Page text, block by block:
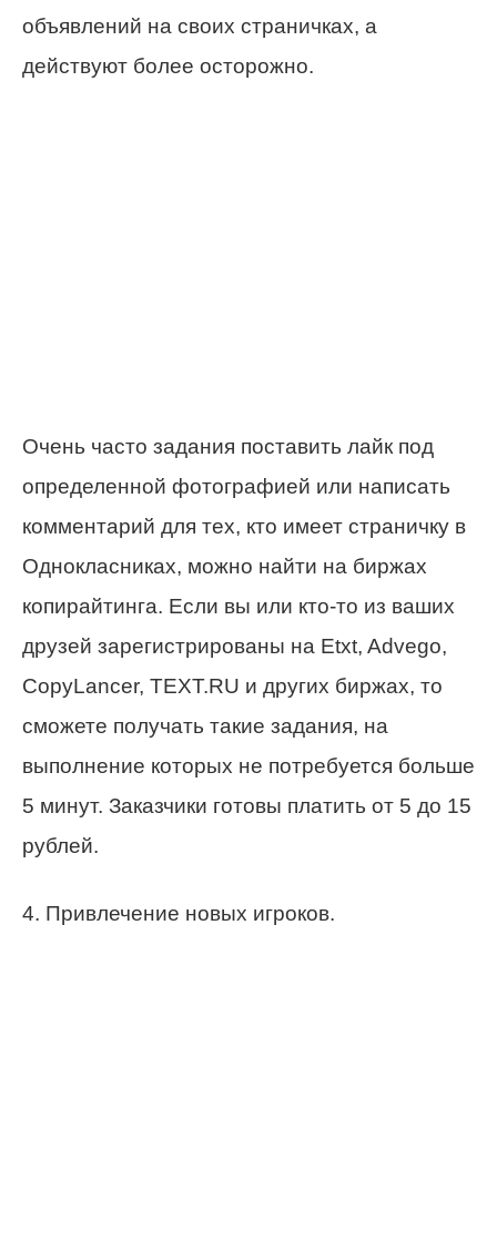
объявлений на своих страничках, а
действуют более осторожно.
Очень часто задания поставить лайк под
определенной фотографией или написать
комментарий для тех, кто имеет страничку в
Однокласниках, можно найти на биржах
копирайтинга. Если вы или кто-то из ваших
друзей зарегистрированы на Etxt, Advego,
CopyLancer, TEXT.RU и других биржах, то
сможете получать такие задания, на
выполнение которых не потребуется больше
5 минут. Заказчики готовы платить от 5 до 15
рублей.
4. Привлечение новых игроков.